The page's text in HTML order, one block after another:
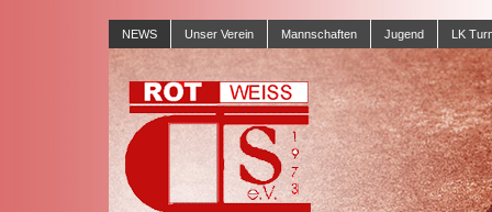
NEWS Unser Verein Mannschaften Jugend LK